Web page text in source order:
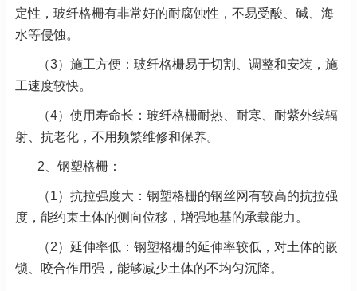
定性，玻纤格栅有非常好的耐腐蚀性，不易受酸、碱、海
水等侵蚀。
（3）施工方便：玻纤格栅易于切割、调整和安装，施
工速度较快。
（4）使用寿命长：玻纤格栅耐热、耐寒、耐紫外线辐
射、抗老化，不用频繁维修和保养。
2、钢塑格栅：
（1）抗拉强度大：钢塑格栅的钢丝网有较高的抗拉强
度，能约束土体的侧向位移，增强地基的承载能力。
（2）延伸率低：钢塑格栅的延伸率较低，对土体的嵌
锁、咬合作用强，能够减少土体的不均匀沉降。